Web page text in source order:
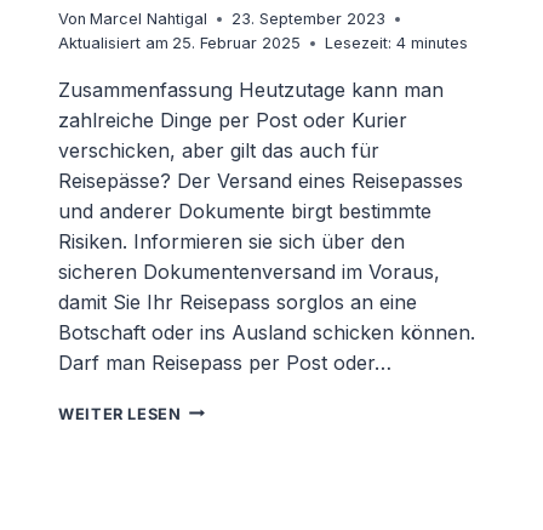
Von Marcel Nahtigal
23. September 2023
Aktualisiert am 25. Februar 2025 Lesezeit: 4minutes
Zusammenfassung Heutzutage kann man
zahlreiche Dinge per Post oder Kurier
verschicken, aber gilt das auch für
Reisepässe? Der Versand eines Reisepasses
und anderer Dokumente birgt bestimmte
Risiken. Informieren sie sich über den
sicheren Dokumentenversand im Voraus,
damit Sie Ihr Reisepass sorglos an eine
Botschaft oder ins Ausland schicken können.
Darf man Reisepass per Post oder…
WEITER LESEN REISEPASS